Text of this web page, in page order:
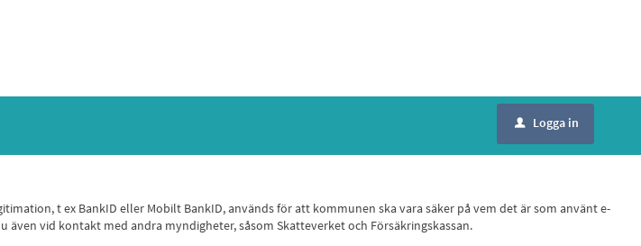
u Logga in
t ex BankID eller Mobilt BankID, används för att kommunen ska vara säker på vem det är som använt e-
vid kontakt med andra myndigheter, såsom Skatteverket och Försäkringskassan.